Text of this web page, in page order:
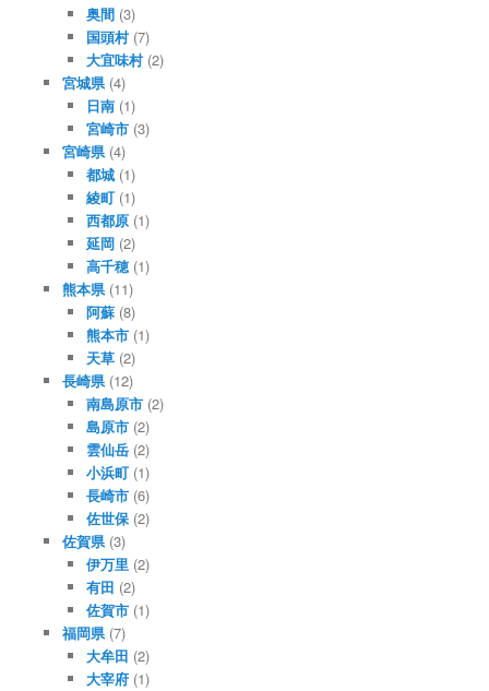
奥間 (3)
国頭村(7)
大宜味村(2)
宮城県(4)
日南 (1)
宮崎市 (3)
宮崎県(4)
都城 (1)
綾町 (1)
西都原 (1)
延岡 (2)
高千穂 (1)
熊本県(11)
阿蘇 (8)
熊本市 (1)
天草 (2)
長崎県(12)
南島原市 (2)
島原市 (2)
雲仙岳 (2)
小浜町 (1)
長崎市 (6)
佐世保 (2)
佐賀県(3)
伊万里 (2)
有田 (2)
佐賀市 (1)
福岡県(7)
大牟田 (2)
大宰府 (1)